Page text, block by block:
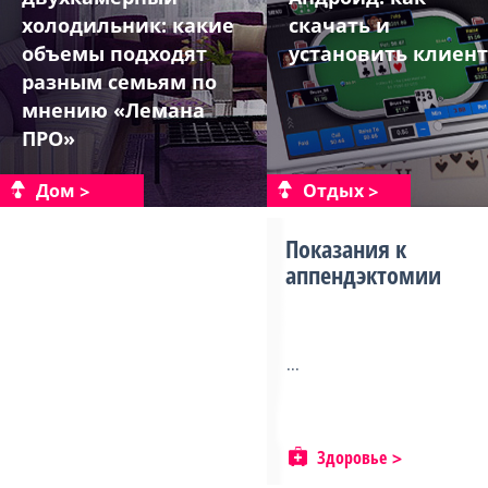
холодильник: какие
объемы подходят
разным семьям по
мнению «Лемана
ПРО»
Дом
скачать и
установить
Отдых
Показания к
аппендэктомии
...
Здоровье